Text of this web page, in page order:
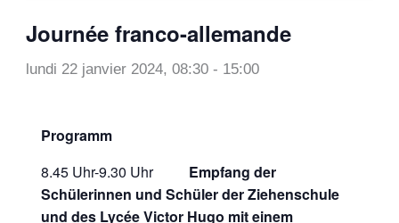
Journée franco-allemande
lundi 22 janvier 2024, 08:30 - 15:00
Programm
8.45 Uhr-9.30 Uhr Empfang der
Schülerinnen und Schüler der Ziehenschule
und des Lycée Victor Hugo mit einem